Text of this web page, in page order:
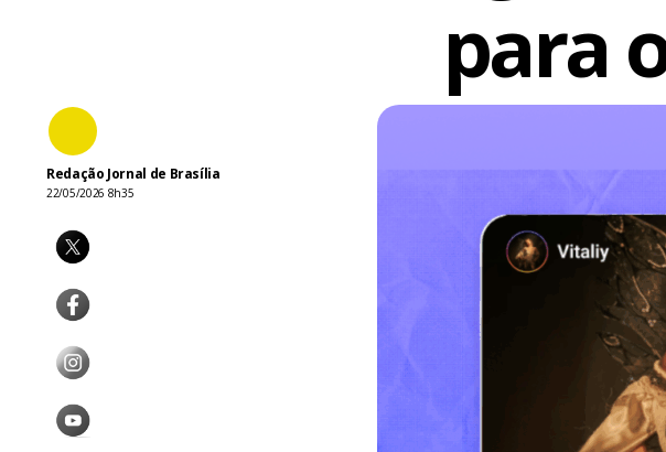
para
Redação Jornal de Brasília
22/05/2026 8h35